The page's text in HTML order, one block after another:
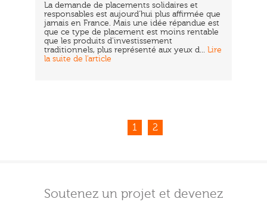
La demande de placements solidaires et
responsables est aujourd’hui plus affirmée que
jamais en France. Mais une idée répandue est
que ce type de placement est moins rentable
que les produits d’investissement
traditionnels, plus représenté aux yeux d... Lire
la suite de l'article
1 2
Soutenez un projet et devenez